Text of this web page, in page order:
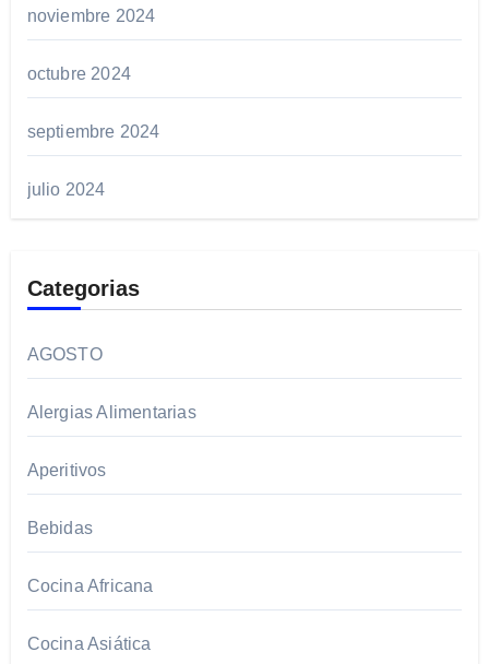
noviembre 2024
octubre 2024
septiembre 2024
julio 2024
Categorias
AGOSTO
Alergias Alimentarias
Aperitivos
Bebidas
Cocina Africana
Cocina Asiática